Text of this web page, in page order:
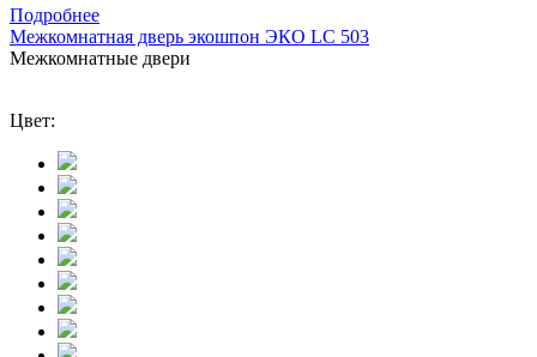
Подробнее
Межкомнатная дверь экошпон ЭКО LС 503
Межкомнатные двери
Цвет: